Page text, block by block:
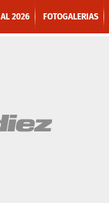
2026 FOTOGALERIAS